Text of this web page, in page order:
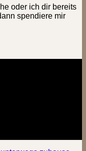
oder ich dir bereits
spendiere mir